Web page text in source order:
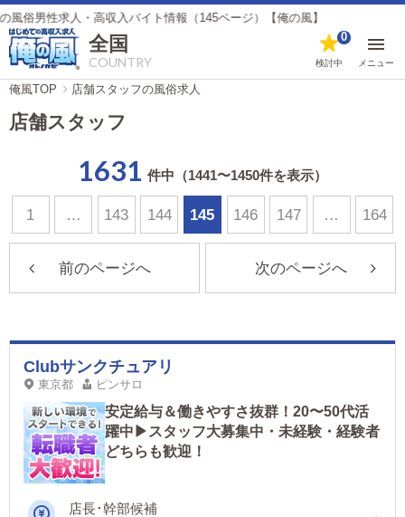
性求人・高収入バイト情報（145ページ）【俺の風】
全国
COUNTRY 検討中
0
メニュー
俺風TOP 店舗スタッフの風俗求人
店舗スタッフ
1631 件中（1441〜1450件を表示）
1 … 143 144 145 146 147 … 164
前のページへ 次のページへ
Clubサンクチュアリ
東京都 ピンサロ
安定給与＆働きやすさ抜群！20〜50代活
躍中▶スタッフ大募集中・未経験・経験者
どちらも歓迎！
店長･幹部候補